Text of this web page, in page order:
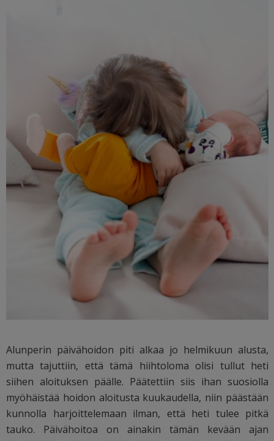
Alunperin päivähoidon piti alkaa jo helmikuun alusta,
mutta tajuttiin, että tämä hiihtoloma olisi tullut heti
siihen aloituksen päälle. Päätettiin siis ihan suosiolla
myöhäistää hoidon aloitusta kuukaudella, niin päästään
kunnolla harjoittelemaan ilman, että heti tulee pitkä
tauko. Päivähoitoa on ainakin tämän kevään ajan